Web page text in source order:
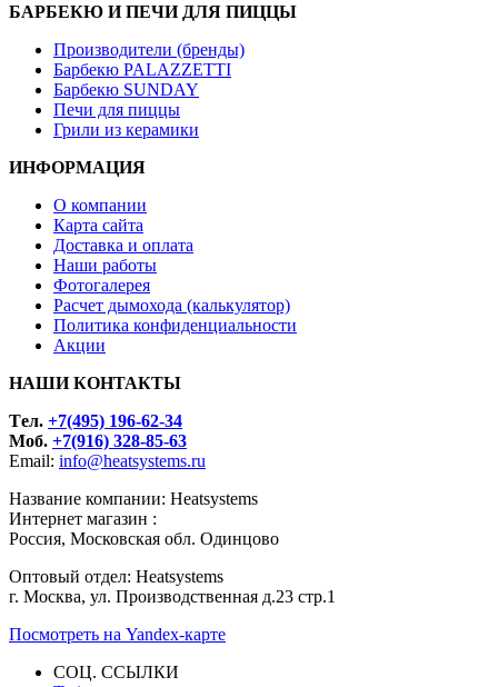
БАРБЕКЮ И ПЕЧИ ДЛЯ ПИЦЦЫ
Производители (бренды)
Барбекю PALAZZETTI
Барбекю SUNDAY
Печи для пиццы
Грили из керамики
ИНФОРМАЦИЯ
О компании
Карта сайта
Доставка и оплата
Наши работы
Фотогалерея
Расчет дымохода (калькулятор)
Политика конфиденциальности
Акции
НАШИ КОНТАКТЫ
Tел. +7(495) 196-62-34
Моб. +7(916) 328-85-63
Email: info@heatsystems.ru
Название компании: Heatsystems
Интернет магазин :
Россия, Московская обл. Одинцово
Оптовый отдел: Heatsystems
г. Москва, ул. Производственная д.23 стр.1
Посмотреть на Yandex-карте
СОЦ. ССЫЛКИ